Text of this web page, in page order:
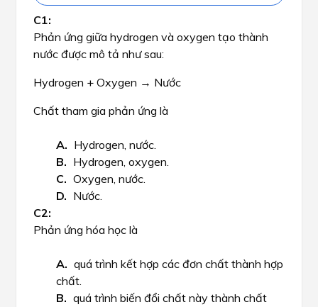
Phản ứng giữa hydrogen và oxygen tạo thành
nước được mô tả như sau:
Hydrogen + Oxygen → Nước
Chất tham gia phản ứng là
Hydrogen, nước.
Hydrogen, oxygen.
Oxygen, nước.
Nước.
Phản ứng hóa học là
quá trình kết hợp các đơn chất thành hợp
chất.
quá trình biến đổi chất này thành chất